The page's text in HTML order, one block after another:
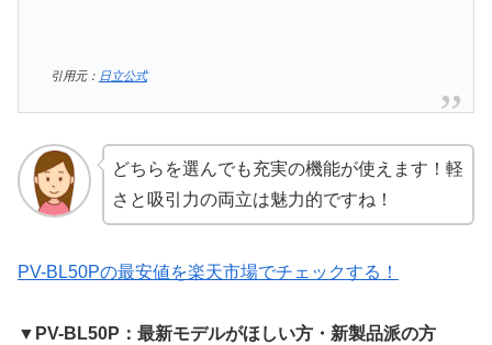
引用元： 日立公式
どちらを選んでも充実の機能が使えます！軽
さと吸引力の両立は魅力的ですね！
PV-BL50Pの最安値を楽天市場でチェックする！
▼PV-BL50P：最新モデルがほしい方・新製品派の方